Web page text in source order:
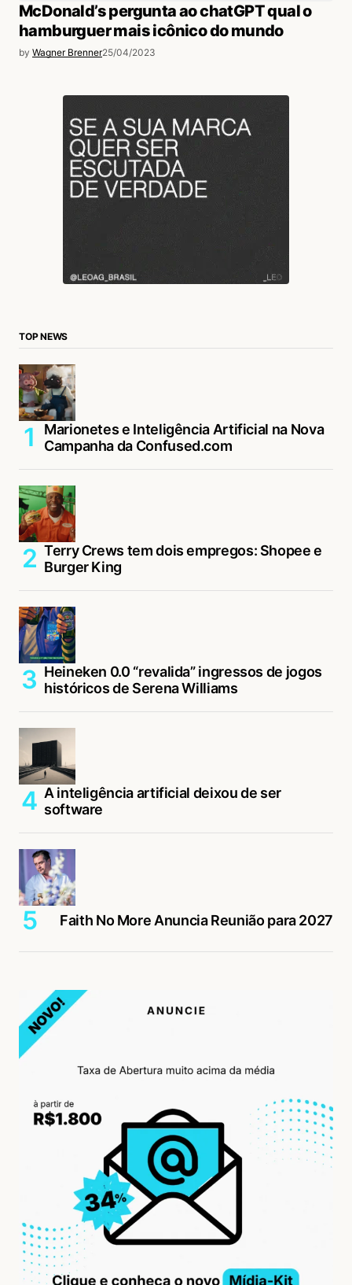
McDonald’s pergunta ao chatGPT qual o
hamburguer mais icônico do mundo
by Wagner Brenner25/04/2023
TOP NEWS
Marionetes e Inteligência Artificial na Nova
Campanha da Confused.com
Terry Crews tem dois empregos: Shopee e
Burger King
Heineken 0.0 “revalida” ingressos de jogos
históricos de Serena Williams
A inteligência artificial deixou de ser
software
Faith No More Anuncia Reunião para 2027